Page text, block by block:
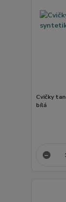
Cvičky
bílá